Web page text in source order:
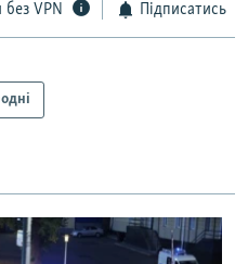
без VPN Підписатись